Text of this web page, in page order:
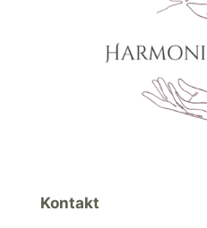
Kontakt